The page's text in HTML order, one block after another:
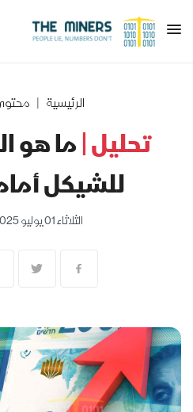
الرئيسية
تحليل |ما هو
للشيكل
الثلاثاء 01 يوليو 2025, 09:31 ص